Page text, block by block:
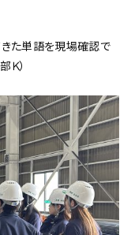
きた単語を現場確認で
Ｋ）